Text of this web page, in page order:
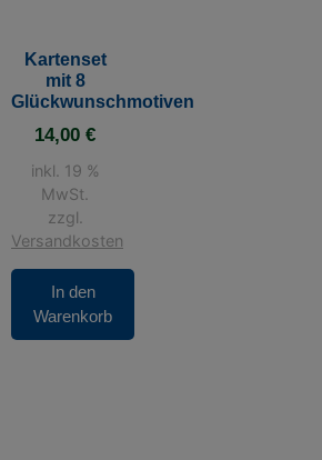
Kartenset
mit 8
Glückwunschmotiven
14,00€
inkl. 19 %
MwSt.
zzgl.
Versandkosten
In den
Warenkorb